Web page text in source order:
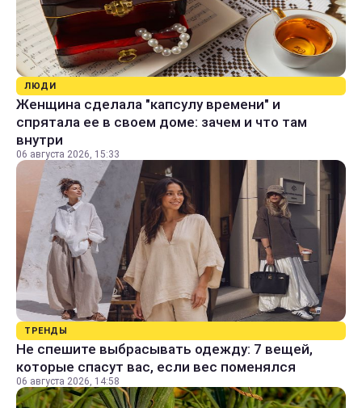
ЛЮДИ
Женщина сделала "капсулу времени" и
спрятала ее в своем доме: зачем и что там
внутри
06 августа 2026, 15:33
ТРЕНДЫ
Не спешите выбрасывать одежду: 7 вещей,
которые спасут вас, если вес поменялся
06 августа 2026, 14:58